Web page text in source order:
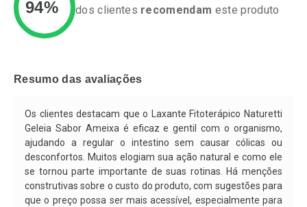
Por R$ 13,99/cada
Comprar sem Desconto
Por R$ 13,99/cada
Por R$ 115,82/cada
94% dos clientes recomendam este produto
Resumo das avaliações
Os clientes destacam que o Laxante Fitoterápico Naturetti
Geleia Sabor Ameixa é eficaz e gentil com o organismo,
ajudando a regular o intestino sem causar cólicas ou
desconfortos. Muitos elogiam sua ação natural e como ele
se tornou parte importante de suas rotinas. Há menções
construtivas sobre o custo do produto, com sugestões para
que o preço possa ser mais acessível, especialmente para